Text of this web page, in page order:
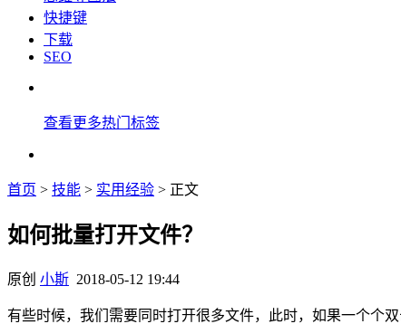
快捷键
下载
SEO
查看更多热门标签
首页 > 技能 > 实用经验 > 正文
如何批量打开文件？
原创 小斯 2018-05-12 19:44
有些时候，我们需要同时打开很多文件，此时，如果一个个